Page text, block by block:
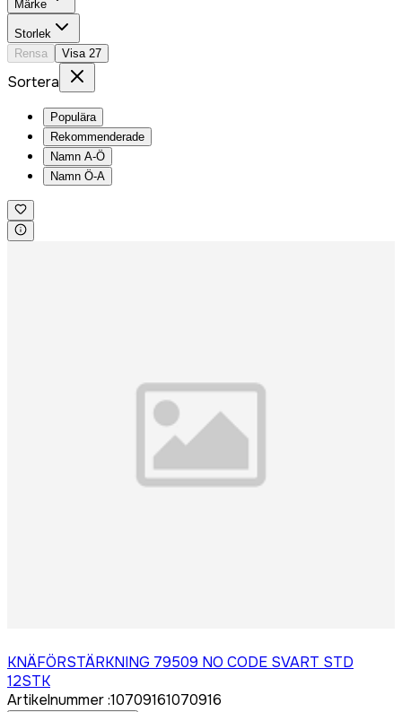
Märke
Storlek
Rensa
Visa 27
Sortera
Populära
Rekommenderade
Namn A-Ö
Namn Ö-A
KNÄFÖRSTÄRKNING 79509 NO CODE SVART STD
12STK
Artikelnummer:10709161070916